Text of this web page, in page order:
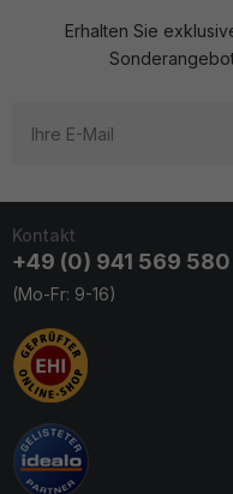
Erhalten Sie
Kontakt
+49 (0) 941 569
(Mo-Fr: 9-16)